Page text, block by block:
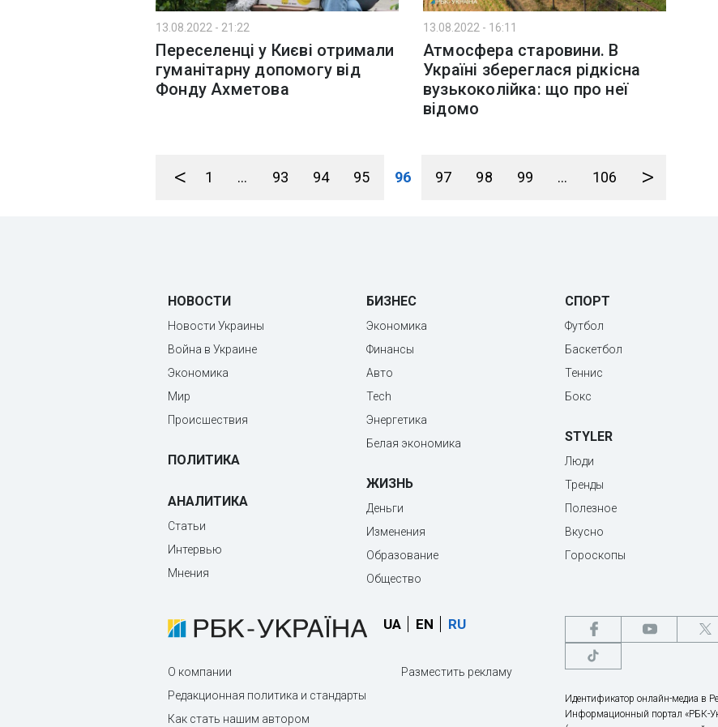
13.08.2022 - 21:22
Переселенці у Києві отримали
гуманітарну допомогу від
Фонду Ахметова
13.08.2022 - 16:11
Атмосфера старовини. В
Україні збереглася рідкісна
вузькоколійка: що про неї
відомо
< 1 ... 93 94 95 96 97 98 99 ... 106 >
НОВОСТИ
Новости Украины
Война в Украине
Экономика
Мир
Происшествия
ПОЛИТИКА
АНАЛИТИКА
Статьи
Интервью
Мнения
БИЗНЕС
Экономика
Финансы
Авто
Tech
Энергетика
Белая экономика
ЖИЗНЬ
Деньги
Изменения
Образование
Общество
СПОРТ
Футбол
Баскетбол
Теннис
Бокс
STYLER
Люди
Тренды
Полезное
Вкусно
Гороскопы
UA EN RU
О компании
Редакционная политика и стандарты
Как стать нашим автором
Разместить рекламу
Идентификатор онлайн-медиа в
Информационный портал «РБК-